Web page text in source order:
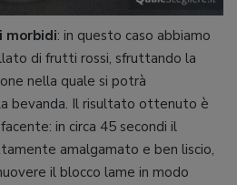
morbidi: in questo caso abbiamo
di frutti rossi, sfruttando la
nella quale si potrà
bevanda. Il risultato ottenuto è
in circa 45 secondi il
amalgamato e ben liscio,
il blocco lame in modo